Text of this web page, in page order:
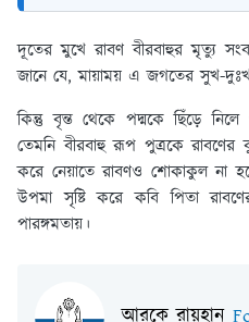
দূতের মুখে রাবণ বীরবাহুর মৃত্যু
জানে যে, মায়াময় এ জগতের সুখ-
কিন্তু বৃন্ত থেকে পদ্মকে ছিঁড়ে
তেমনি বীরবাহু রূপ পুত্রকে
করে নেয়াতে রাবণও শোকাকুল না
উপমা সৃষ্টি করে কবি পিতা
পারঙ্গমতায়।